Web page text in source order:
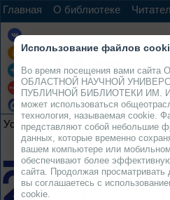
Главная О библиотеке
Услуги Ресурсы Проекты
Использование файлов
Во время посещения вами
ОБЛАСТНОЙ НАУЧНОЙ
ПУБЛИЧНОЙ БИБЛИОТЕКИ ИМ.
может использоваться
технология, называемая cookie.
представляют собой небольшие
данных, которые временно
вашем компьютере или
обеспечивают более
сайта. Продолжая просматривать
вы соглашаетесь с
cookie.